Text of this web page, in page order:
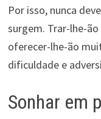
Por isso, nunca
surgem. Trar-lhe-
oferecer-lhe-ão
dificuldade e
Sonhar em